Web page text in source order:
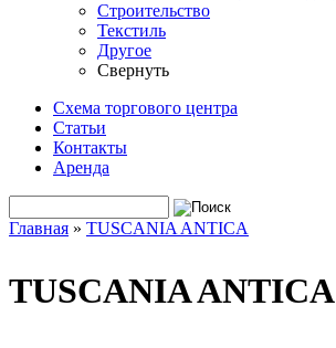
Строительство
Текстиль
Другое
Свернуть
Схема торгового центра
Статьи
Контакты
Аренда
Форма поиска
Главная » TUSCANIA ANTICA
TUSCANIA ANTICA